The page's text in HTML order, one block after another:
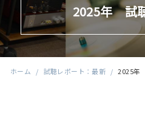
2025年 試
ホーム / 試聴レポート：最新 / 2025年